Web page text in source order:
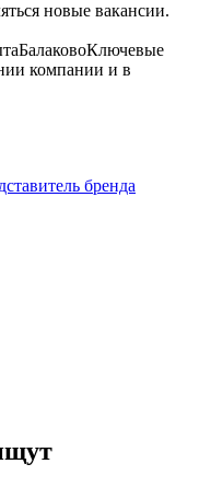
новые вакансии.
БалаковоКлючевые
компании и в
бренда